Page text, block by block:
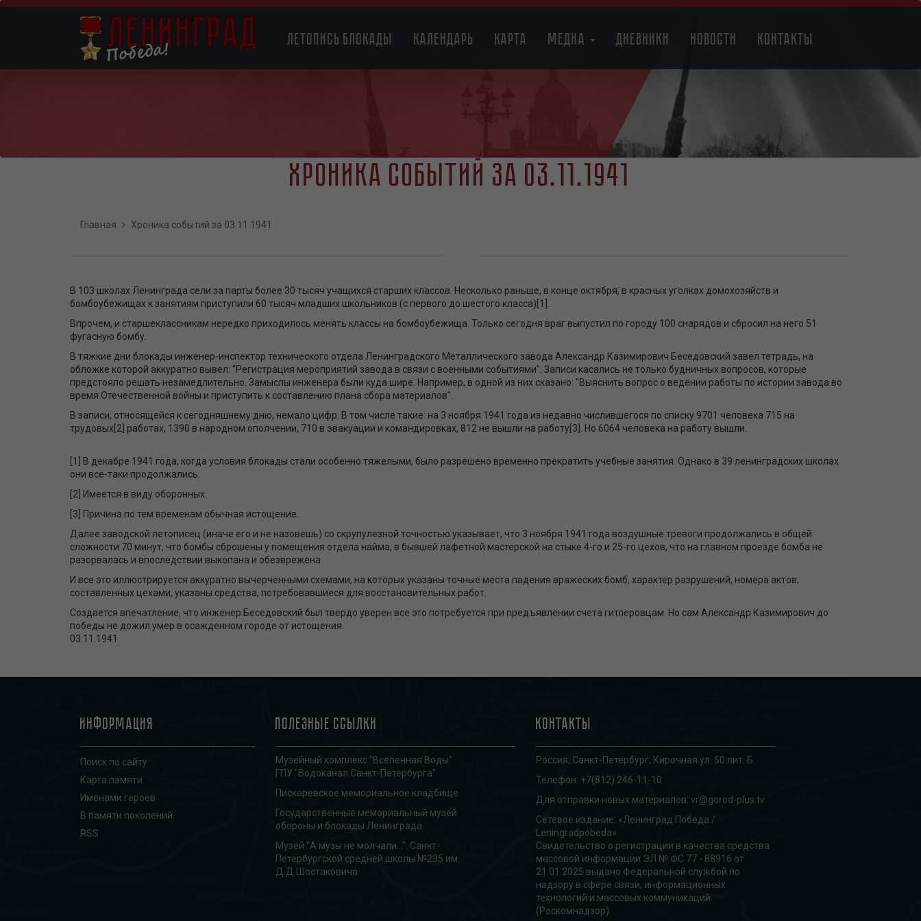
Перейти
Main
navigation
Летопись блокады Календарь Карта Медиа Дневники Новости Контакты
Хроника событий за 03.11.1941
Главная Хроника событий за 03.11.1941
В 103 школах Ленинграда сели за парты более 30 тысяч учащихся старших классов. Несколько раньше, в конце октября, в красных уголках домохозяйств и
бомбоубежищах к занятиям приступили 60 тысяч младших школьников (с первого до шестого класса)[1].
Впрочем, и старшеклассникам нередко приходилось менять классы на бомбоубежища. Только сегодня враг выпустил по городу 100 снарядов и сбросил на него 51
фугасную бомбу.
В тяжкие дни блокады инженер-инспектор технического отдела Ленинградского Металлического завода Александр Казимирович Беседовский завел тетрадь, на
обложке которой аккуратно вывел: "Регистрация мероприятий завода в связи с военными событиями". Записи касались не только будничных вопросов, которые
предстояло решать незамедлительно. Замыслы инженера были куда шире. Например, в одной из них сказано: "Выяснить вопрос о ведении работы по истории завода во
время Отечественной войны и приступить к составлению плана сбора материалов".
В записи, относящейся к сегодняшнему дню, немало цифр. В том числе такие: на 3 ноября 1941 года из недавно числившегося по списку 9701 человека 715 на
трудовых[2] работах, 1390 в народном ополчении, 710 в эвакуации и командировках, 812 не вышли на работу[3]. Но 6064 человека на работу вышли.
[1] В декабре 1941 года, когда условия блокады стали особенно тяжелыми, было разрешено временно прекратить учебные занятия. Однако в 39 ленинградских школах
они все-таки продолжались.
[2] Имеется в виду оборонных.
[3] Причина по тем временам обычная истощение.
Далее заводской летописец (иначе его и не назовешь) со скрупулезной точностью указывает, что 3 ноября 1941 года воздушные тревоги продолжались в общей
сложности 70 минут, что бомбы сброшены у помещения отдела найма, в бывшей лафетной мастерской на стыке 4-го и 25-го цехов, что на главном проезде бомба не
разорвалась и впоследствии выкопана и обезврежена
И все это иллюстрируется аккуратно вычерченными схемами, на которых указаны точные места падения вражеских бомб, характер разрушений, номера актов,
составленных цехами, указаны средства, потребовавшиеся для восстановительных работ.
Создается впечатление, что инженер Беседовский был твердо уверен все это потребуется при предъявлении счета гитлеровцам. Но сам Александр Казимирович до
победы не дожил умер в осажденном городе от истощения.
03.11.1941
Информация
Поиск по сайту
Карта памяти
Именами героев
В памяти поколений
RSS
Полезные ссылки
Музейный комплекс "Вселенная Воды"
ГПУ "Водоканал Санкт-Петербурга"
Пискаревское мемориальное кладбище
Государственные мемориальный музей
обороны и блокады Ленинграда
Музей "А музы не молчали...". Санкт-
Петербургской средней школы №235 им.
Д.Д.Шостаковича
Контакты
Россия, Санкт-Петербург, Кирочная ул. 50 лит. Б
Телефон: +7(812) 246-11-10
Для отправки новых материалов: vr@gorod-plus.tv
Сетевое издание: «Ленинград.Победа /
Leningradpobeda»
Свидетельство о регистрации в качества средства
массовой информации ЭЛ № ФС 77 - 88916 от
21.01.2025 выдано Федеральной службой по
надзору в сфере связи, информационных
технологий и массовых коммуникаций
(Роскомнадзор)